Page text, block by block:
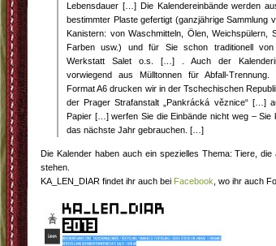
Lebensdauer […] Die Kalendereinbände werden
bestimmter Plaste gefertigt (ganzjährige Sammlung
Kanistern: von Waschmitteln, Ölen, Weichspülern,
Farben usw.) und für Sie schon traditionell von
Werkstatt Salet o.s. […] . Auch der
vorwiegend aus Mülltonnen für Abfall-
Format A6 drucken wir in der Tschechischen
der Prager Strafanstalt „Pankrácká věznice“ […]
Papier […] werfen Sie die Einbände nicht weg – Sie
das nächste Jahr gebrauchen. […]
Die Kalender haben auch ein spezielles Thema: Tiere, die
stehen.
KA_LEN_DIAR findet ihr auch bei Facebook , wo ihr auch